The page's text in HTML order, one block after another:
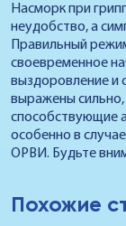
Насморк при
неудобство, а
Правильный
своевременное
выздоровление и
выражены
способствующие
особенно в
ОРВИ. Будьте
Похожие